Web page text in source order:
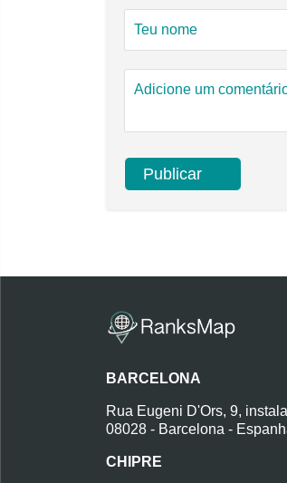
BARCELONA
Rua Eugeni D'Ors, 9,
08028 - Barcelona -
CHIPRE